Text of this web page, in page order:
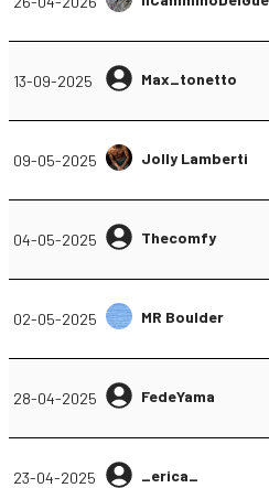
13-09-2025 Max_tonetto
09-05-2025 Jolly Lamberti
04-05-2025 Thecomfy
02-05-2025 MR Boulder
28-04-2025 FedeYama
23-04-2025 _erica_